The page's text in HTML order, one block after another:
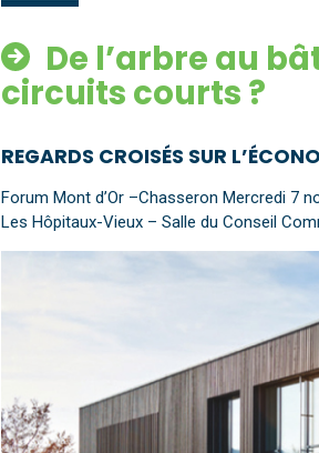
De l’arbre au
circuits courts ?
REGARDS CROISÉS SUR
Forum Mont d’Or –Chasseron Mercredi 7
Les Hôpitaux-Vieux – Salle du Conseil